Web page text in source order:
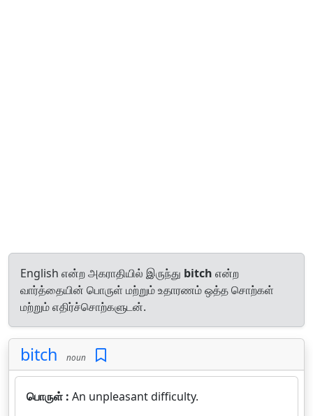
English என்ற அகராதியில் இருந்து bitch என்ற
வார்த்தையின் பொருள் மற்றும் உதாரணம் ஒத்த சொற்கள்
மற்றும் எதிர்ச்சொற்களுடன்.
bitch noun
பொருள் : An unpleasant difficulty.